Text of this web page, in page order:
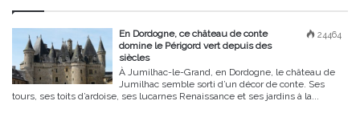
24464
En Dordogne, ce château de conte
domine le Périgord vert depuis des
siècles
À Jumilhac-le-Grand, en Dordogne, le château de
Jumilhac semble sorti d’un décor de conte. Ses
tours, ses toits d’ardoise, ses lucarnes Renaissance et ses jardins à la...